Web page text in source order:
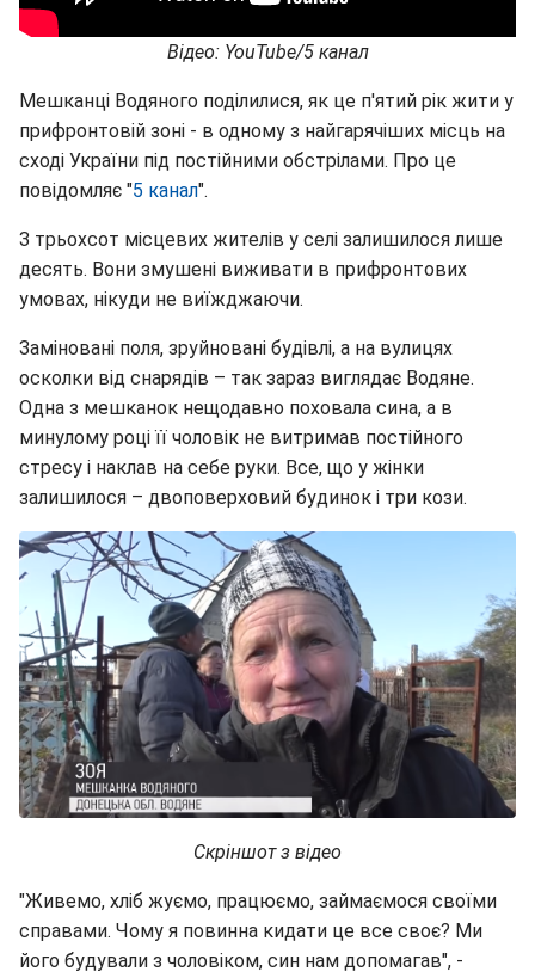
Відео: YouTube/5 канал
Мешканці Водяного поділилися, як це п'ятий рік жити у
прифронтовій зоні - в одному з найгарячіших місць на
сході України під постійними обстрілами. Про це
повідомляє "5 канал".
З трьохсот місцевих жителів у селі залишилося лише
десять. Вони змушені виживати в прифронтових
умовах, нікуди не виїжджаючи.
Заміновані поля, зруйновані будівлі, а на вулицях
осколки від снарядів – так зараз виглядає Водяне.
Одна з мешканок нещодавно поховала сина, а в
минулому році її чоловік не витримав постійного
стресу і наклав на себе руки. Все, що у жінки
залишилося – двоповерховий будинок і три кози.
Скріншот з відео
"Живемо, хліб жуємо, працюємо, займаємося своїми
справами. Чому я повинна кидати це все своє? Ми
його будували з чоловіком, син нам допомагав", -